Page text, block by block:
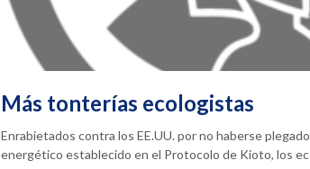
Más tonterías ecologistas
Enrabietados contra los EE.UU. por no haberse
energético establecido en el Protocolo de Kioto, los